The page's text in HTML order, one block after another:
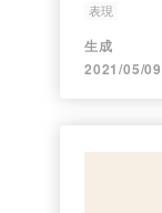
表現
生成
2021/05/09